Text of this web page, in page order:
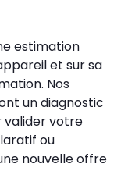
estimation
et sur sa
Nos
un diagnostic
valider votre
ou
nouvelle offre